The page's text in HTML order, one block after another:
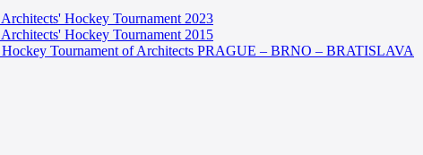
Architects' Hockey Tournament 2023
Architects' Hockey Tournament 2015
Hockey Tournament of Architects PRAGUE – BRNO – BRATISLAVA